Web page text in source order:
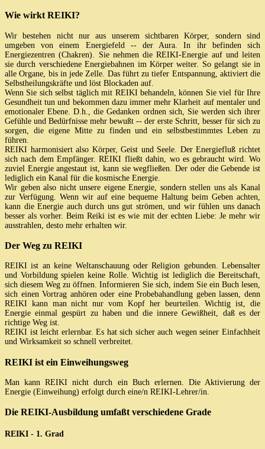
Wie wirkt REIKI?
Wir bestehen nicht nur aus unserem sichtbaren Körper, sondern sind
umgeben von einem Energiefeld -- der Aura. In ihr befinden sich
Energiezentren (Chakren). Sie nehmen die REIKI-Energie auf und leiten
sie durch verschiedene Energiebahnen im Körper weiter. So gelangt sie in
alle Organe, bis in jede Zelle. Das führt zu tiefer Entspannung, aktiviert die
Selbstheilungskräfte und löst Blockaden auf.
Wenn Sie sich selbst täglich mit REIKI behandeln, können Sie viel für Ihre
Gesundheit tun und bekommen dazu immer mehr Klarheit auf mentaler und
emotionaler Ebene. D.h., die Gedanken ordnen sich, Sie werden sich ihrer
Gefühle und Bedürfnisse mehr bewußt -- der erste Schritt, besser für sich zu
sorgen, die eigene Mitte zu finden und ein selbstbestimmtes Leben zu
führen.
REIKI harmonisiert also Körper, Geist und Seele. Der Energiefluß richtet
sich nach dem Empfänger. REIKI fließt dahin, wo es gebraucht wird. Wo
zuviel Energie angestaut ist, kann sie wegfließen. Der oder die Gebende ist
lediglich ein Kanal für die kosmische Energie.
Wir geben also nicht unsere eigene Energie, sondern stellen uns als Kanal
zur Verfügung. Wenn wir auf eine bequeme Haltung beim Geben achten,
kann die Energie auch durch uns gut strömen, und wir fühlen uns danach
besser als vorher. Beim Reiki ist es wie mit der echten Liebe: Je mehr wir
ausstrahlen, desto mehr erhalten wir.
Der Weg zu REIKI
REIKI ist an keine Weltanschauung oder Religion gebunden. Lebensalter
und Vorbildung spielen keine Rolle. Wichtig ist lediglich die Bereitschaft,
sich diesem Weg zu öffnen. Informieren Sie sich, indem Sie ein Buch lesen,
sich einen Vortrag anhören oder eine Probebahandlung geben lassen, denn
REIKI kann man nicht nur vom Kopf her beurteilen. Wichtig ist, die
Energie einmal gespürt zu haben und die innere Gewißheit, daß es der
richtige Weg ist.
REIKI ist leicht erlernbar. Es hat sich sicher auch wegen seiner Einfachheit
und Wirksamkeit so schnell verbreitet.
REIKI ist ein Einweihungsweg
Man kann REIKI nicht durch ein Buch erlernen. Die Aktivierung der
Energie (Einweihung) erfolgt durch eine/n REIKI-Lehrer/in.
Die REIKI-Ausbildung umfaßt verschiedene Grade
REIKI - 1. Grad